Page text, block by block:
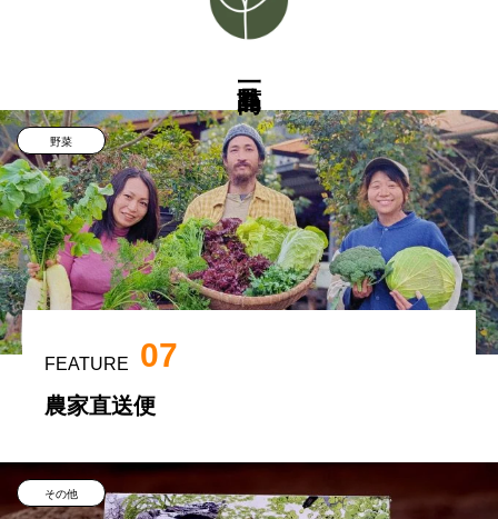
野菜
FEATURE 07
農家直送便
その他